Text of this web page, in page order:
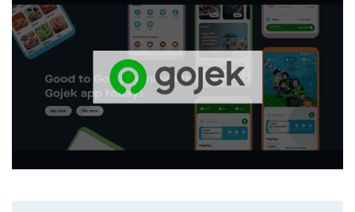
Webサイト・ホームページ制作
スマホアプリ開発
システム開発
AI開発・インテグレーション
すべての開発サービス
人材募集
CSR
ブログ
お問い合わせ